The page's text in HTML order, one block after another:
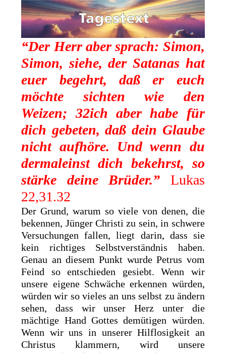
“Der Herr aber sprach: Simon,
Simon, siehe, der Satanas hat
euer begehrt, daß er euch
möchte sichten wie den
Weizen; 32ich aber habe für
dich gebeten, daß dein Glaube
nicht aufhöre. Und wenn du
dermaleinst dich bekehrst, so
stärke deine Brüder.” Lukas
22,31.32
Der Grund, warum so viele von denen, die
bekennen, Jünger Christi zu sein, in schwere
Versuchungen fallen, liegt darin, dass sie
kein richtiges Selbstverständnis haben.
Genau an diesem Punkt wurde Petrus vom
Feind so entschieden gesiebt. Wenn wir
unsere eigene Schwäche erkennen würden,
würden wir so vieles an uns selbst zu ändern
sehen, dass wir unser Herz unter die
mächtige Hand Gottes demütigen würden.
Wenn wir uns in unserer Hilflosigkeit an
Christus klammern, wird unsere